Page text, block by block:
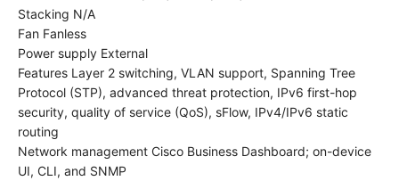
Stacking N/A
Fan Fanless
Power supply External
Features Layer 2 switching, VLAN support, Spanning Tree
Protocol (STP), advanced threat protection, IPv6 first-hop
security, quality of service (QoS), sFlow, IPv4/IPv6 static
routing
Network management Cisco Business Dashboard; on-device
UI, CLI, and SNMP